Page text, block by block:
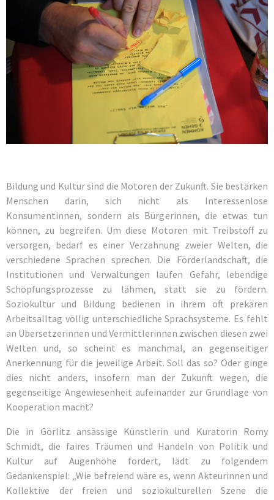
Bildung und Kultur sind die Motoren der Zukunft. Sie bestärken
Menschen darin, sich nicht als Interessenlose
Konsumentinnen, sondern als Bürgerinnen, die etwas tun
können, zu begreifen. Um diese Motoren mit Treibstoff zu
versorgen, bedarf es einer Verzahnung zweier Welten, die
verschiedene Sprachen sprechen. Die Förderlandschaft, die
Institutionen und Verwaltungen laufen Gefahr, lebendige
Schöpfungsprozesse zu lähmen, statt sie zu fördern.
Soziokultur und Bildung bedienen in ihrem oft prekären
Arbeitsalltag völlig unterschiedliche Sprachsysteme. Es fehlt
an Übersetzerinnen und Vermittlerinnen zwischen diesen zwei
Welten und, so scheint es manchmal, an gegenseitiger
Anerkennung für die jeweilige Arbeit. Soll das so? Oder ginge
dies nicht anders, insofern man der Zukunft wegen, die
gegenseitige Angewiesenheit aufeinander zur Grundlage von
Kooperation macht?
Die in Görlitz ansässige Künstlerin und Kuratorin Romy
Schmidt, die faires Träumen und Handeln von Politik und
Kultur auf Augenhöhe fordert, lädt zu folgendem
Gedankenspiel: „Wie befreiend wäre es, wenn Akteurinnen und
Kollektive der freien und soziokulturellen Szene die